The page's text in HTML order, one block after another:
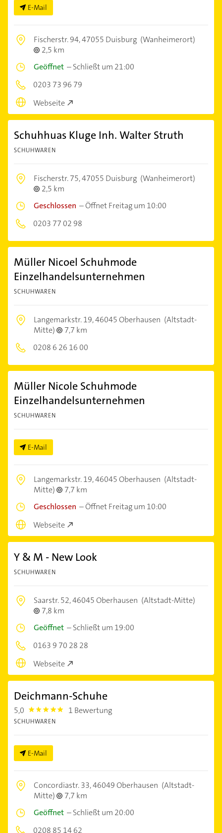
E-Mail
Fischerstr. 94,47055 Duisburg (Wanheimerort)
2,5 km
Geöffnet –Schließt um 21:00
0203 73 96 79
Webseite
Schuhhuas Kluge Inh. Walter Struth
SCHUHWAREN
Fischerstr. 75,47055 Duisburg (Wanheimerort)
2,5 km
Geschlossen –Öffnet Freitag um 10:00
0203 77 02 98
Müller Nicoel Schuhmode
Einzelhandelsunternehmen
SCHUHWAREN
Langemarkstr. 19,46045 Oberhausen (Altstadt-
Mitte)
7,7 km
0208 6 26 16 00
Müller Nicole Schuhmode
Einzelhandelsunternehmen
SCHUHWAREN
E-Mail
Langemarkstr. 19,46045 Oberhausen (Altstadt-
Mitte)
7,7 km
Geschlossen –Öffnet Freitag um 10:00
Webseite
Y & M - New Look
SCHUHWAREN
Saarstr. 52,46045 Oberhausen (Altstadt-Mitte)
7,8 km
Geöffnet –Schließt um 19:00
0163 9 70 28 28
Webseite
Deichmann-Schuhe
5,0 5.0 1 Bewertung
SCHUHWAREN
E-Mail
Concordiastr. 33,46049 Oberhausen (Altstadt-
Mitte)
7,7 km
Geöffnet –Schließt um 20:00
0208 85 14 62